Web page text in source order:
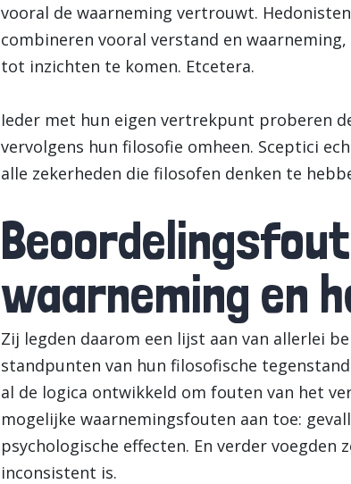
vooral de waarneming vertrouwt.
combineren vooral verstand en
tot inzichten te komen. Etcetera.
Ieder met hun eigen vertrekpunt proberen
vervolgens hun filosofie omheen. Sceptici
alle zekerheden die filosofen denken te
waarneming en
Zij legden daarom een lijst aan van allerlei
standpunten van hun filosofische
al de logica ontwikkeld om fouten van het
mogelijke waarnemingsfouten aan toe:
psychologische effecten. En verder
inconsistent is.